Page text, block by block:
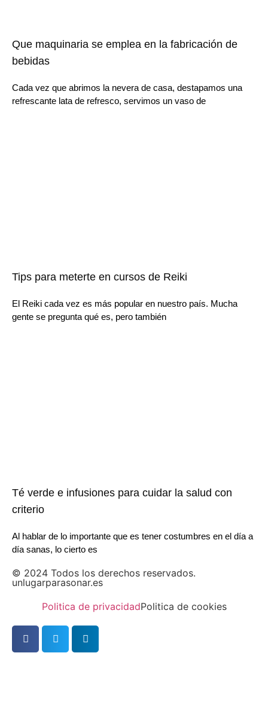
Que maquinaria se emplea en la fabricación de
bebidas
Cada vez que abrimos la nevera de casa, destapamos una
refrescante lata de refresco, servimos un vaso de
Tips para meterte en cursos de Reiki
El Reiki cada vez es más popular en nuestro país. Mucha
gente se pregunta qué es, pero también
Té verde e infusiones para cuidar la salud con
criterio
Al hablar de lo importante que es tener costumbres en el día a
día sanas, lo cierto es
© 2024 Todos los derechos reservados.
unlugarparasonar.es
Politica de privacidadPolitica de cookies